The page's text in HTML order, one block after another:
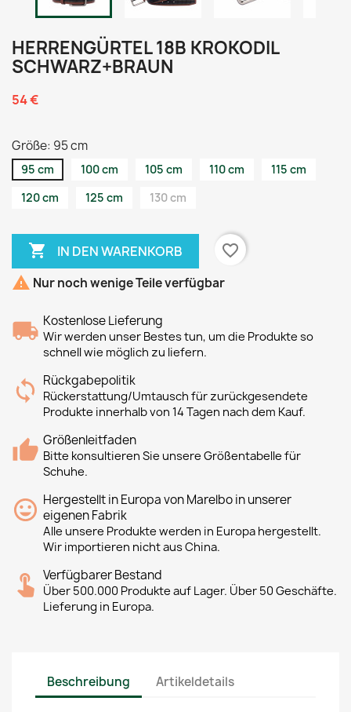
HERRENGÜRTEL 18B KROKODIL
SCHWARZ+BRAUN
54 €
Größe: 95 cm
95 cm 100 cm 105 cm 110 cm
115 cm
120 cm
125 cm 130 cm
 IN DEN WARENKORB
favorite_border
 Nur noch wenige Teile verfügbar
Kostenlose Lieferung
Wir werden unser Bestes tun, um die Produkte so
schnell wie möglich zu liefern.
Rückgabepolitik
Rückerstattung/Umtausch für zurückgesendete
Produkte innerhalb von 14 Tagen nach dem Kauf.
Größenleitfaden
Bitte konsultieren Sie unsere Größentabelle für
Schuhe.
Hergestellt in Europa von Marelbo in unserer
eigenen Fabrik
Alle unsere Produkte werden in Europa hergestellt.
Wir importieren nicht aus China.
Verfügbarer Bestand
Über 500.000 Produkte auf Lager. Über 50 Geschäfte.
Lieferung in Europa.
Beschreibung Artikeldetails